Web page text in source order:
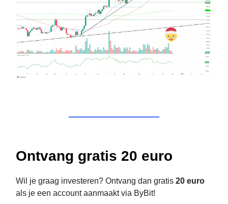
Ontvang gratis 20 euro
Wil je graag investeren? Ontvang dan gratis 20 euro
als je een account aanmaakt via ByBit!